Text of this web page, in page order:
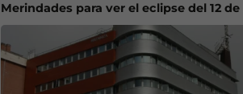
Merindades para ver el eclipse del 12